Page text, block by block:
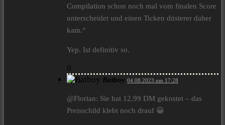
Compilation schon noch mal vom finalen Score
unterscheidet und einen Ticken düsterer daher
kam.“
Yep. Ist definitiv so.
0
Batboy 04.08.2023 um 17:28
@Florian: Sie hat 12,99 DM gekostet – das
Preisschild klebt noch drauf 😀